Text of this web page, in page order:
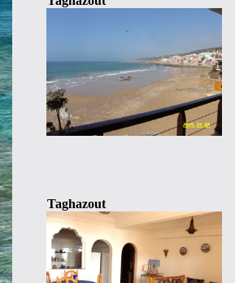
Taghazout